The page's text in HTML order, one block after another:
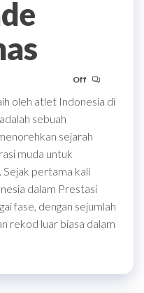
Off
oleh atlet Indonesia di
sebuah
sejarah
muda untuk
Sejak pertama kali
dalam Prestasi
fase, dengan sejumlah
rekod luar biasa dalam